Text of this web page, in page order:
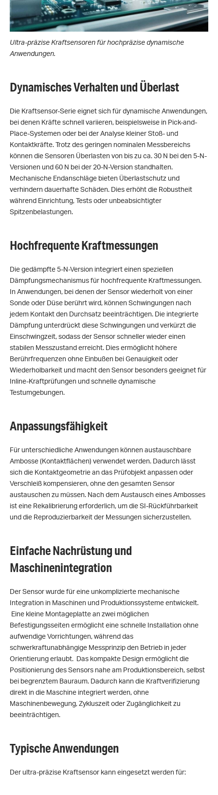
Ultra-präzise Kraftsensoren für hochpräzise dynamische
Anwendungen.
Dynamisches Verhalten und Überlast
Die Kraftsensor-Serie eignet sich für dynamische Anwendungen,
bei denen Kräfte schnell variieren, beispielsweise in Pick-and-
Place-Systemen oder bei der Analyse kleiner Stoß- und
Kontaktkräfte. Trotz des geringen nominalen Messbereichs
können die Sensoren Überlasten von bis zu ca. 30 N bei den 5-N-
Versionen und 60 N bei der 20-N-Version standhalten.
Mechanische Endanschläge bieten Überlastschutz und
verhindern dauerhafte Schäden. Dies erhöht die Robustheit
während Einrichtung, Tests oder unbeabsichtigter
Spitzenbelastungen.
Hochfrequente Kraftmessungen
Die gedämpfte 5-N-Version integriert einen speziellen
Dämpfungsmechanismus für hochfrequente Kraftmessungen.
In Anwendungen, bei denen der Sensor wiederholt von einer
Sonde oder Düse berührt wird, können Schwingungen nach
jedem Kontakt den Durchsatz beeinträchtigen. Die integrierte
Dämpfung unterdrückt diese Schwingungen und verkürzt die
Einschwingzeit, sodass der Sensor schneller wieder einen
stabilen Messzustand erreicht. Dies ermöglicht höhere
Berührfrequenzen ohne Einbußen bei Genauigkeit oder
Wiederholbarkeit und macht den Sensor besonders geeignet für
Inline-Kraftprüfungen und schnelle dynamische
Testumgebungen.
Anpassungsfähigkeit
Für unterschiedliche Anwendungen können austauschbare
Ambosse (Kontaktflächen) verwendet werden. Dadurch lässt
sich die Kontaktgeometrie an das Prüfobjekt anpassen oder
Verschleiß kompensieren, ohne den gesamten Sensor
austauschen zu müssen. Nach dem Austausch eines Ambosses
ist eine Rekalibrierung erforderlich, um die SI-Rückführbarkeit
und die Reproduzierbarkeit der Messungen sicherzustellen.
Einfache Nachrüstung und
Maschinenintegration
Der Sensor wurde für eine unkomplizierte mechanische
Integration in Maschinen und Produktionssysteme entwickelt.
Eine kleine Montageplatte an zwei möglichen
Befestigungsseiten ermöglicht eine schnelle Installation ohne
aufwendige Vorrichtungen, während das
schwerkraftunabhängige Messprinzip den Betrieb in jeder
Orientierung erlaubt. Das kompakte Design ermöglicht die
Positionierung des Sensors nahe am Produktionsbereich, selbst
bei begrenztem Bauraum. Dadurch kann die Kraftverifizierung
direkt in die Maschine integriert werden, ohne
Maschinenbewegung, Zykluszeit oder Zugänglichkeit zu
beeinträchtigen.
Typische Anwendungen
Der ultra-präzise Kraftsensor kann eingesetzt werden für: